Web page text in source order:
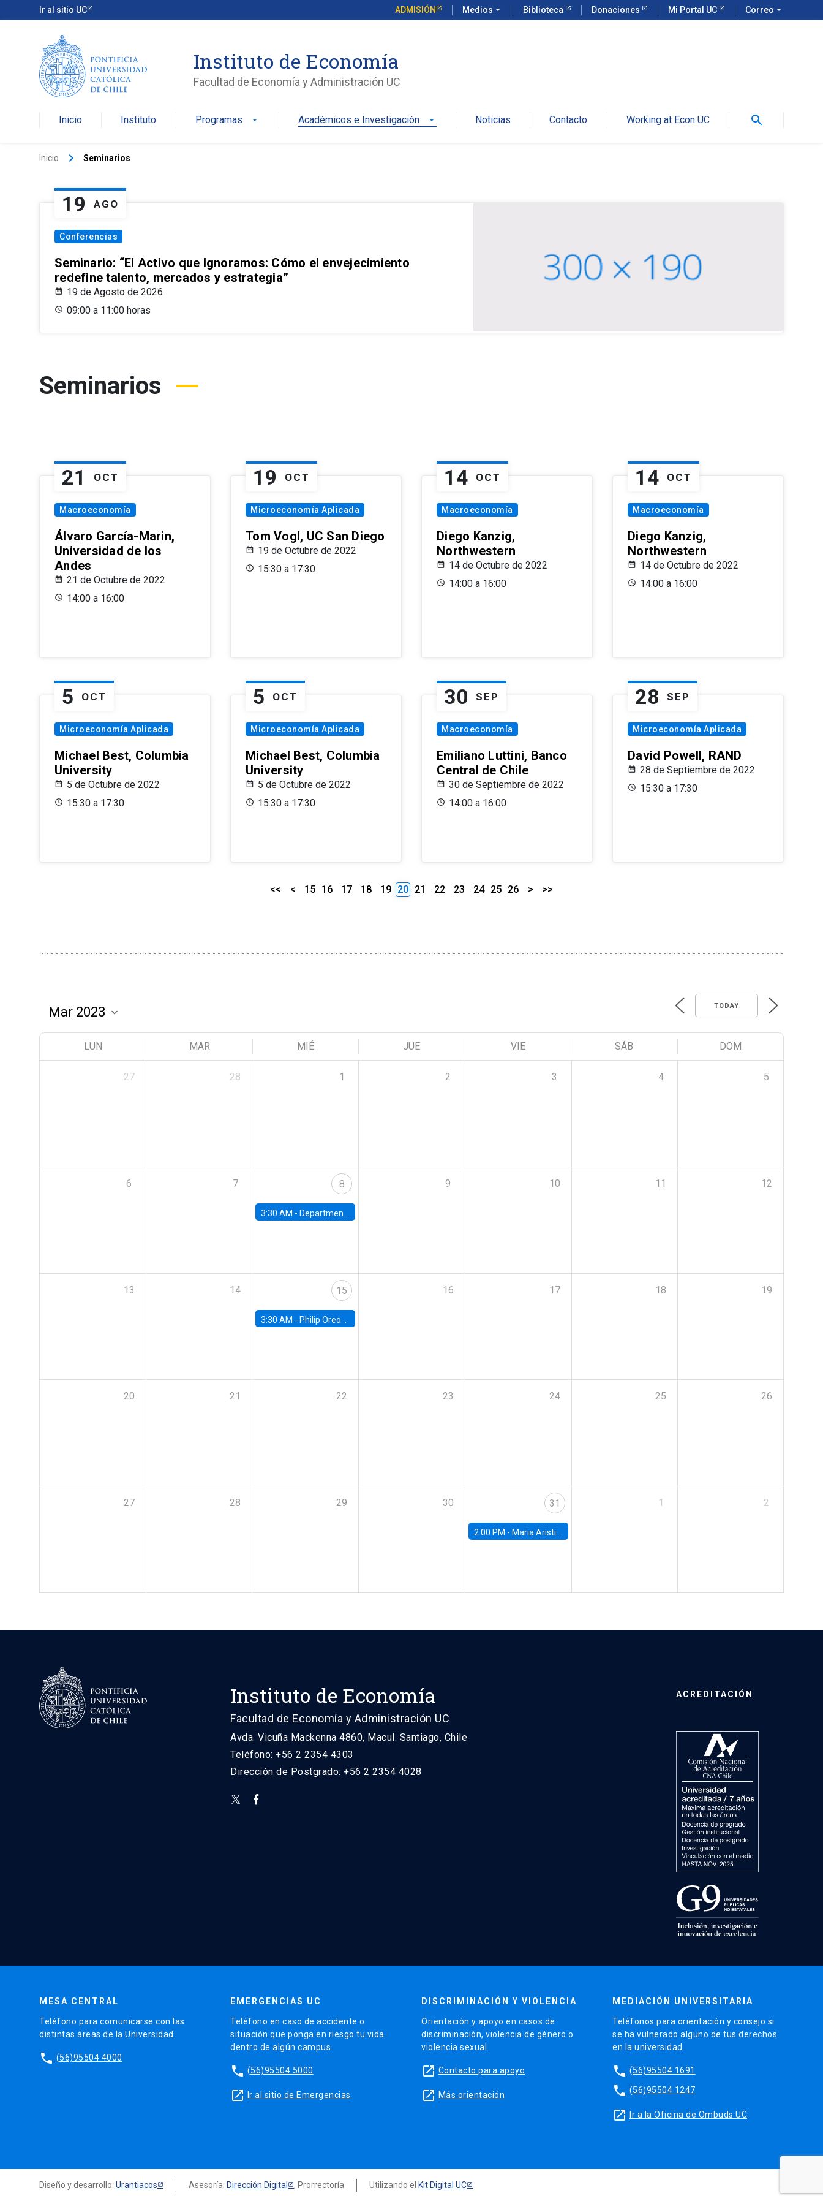
Ir al sitio UC ADMISIÓN Medios arrow_drop_down Biblioteca Donaciones Mi Portal UC Correo arrow_drop_down
Instituto de Economía
Facultad de Economía y Administración UC
Inicio Instituto Programas arrow_drop_down Académicos e Investigación arrow_drop_down Noticias Contacto Working at Econ UC search
Inicio keyboard_arrow_right Seminarios
19 AGO
Conferencias
Seminario: “El Activo que Ignoramos: Cómo el envejecimiento
redefine talento, mercados y estrategia”
19 de Agosto de 2026
09:00 a 11:00 horas
Seminarios
21 OCT
Macroeconomía
Álvaro García-Marin,
Universidad de los
Andes
21 de Octubre de 2022
14:00 a 16:00
19 OCT
Microeconomía Aplicada
Tom Vogl, UC San Diego
19 de Octubre de 2022
15:30 a 17:30
14 OCT
Macroeconomía
Diego Kanzig,
Northwestern
14 de Octubre de 2022
14:00 a 16:00
14 OCT
Macroeconomía
Diego Kanzig,
Northwestern
14 de Octubre de 2022
14:00 a 16:00
5 OCT
Microeconomía Aplicada
Michael Best, Columbia
University
5 de Octubre de 2022
15:30 a 17:30
5 OCT
Microeconomía Aplicada
Michael Best, Columbia
University
5 de Octubre de 2022
15:30 a 17:30
30 SEP
Macroeconomía
Emiliano Luttini, Banco
Central de Chile
30 de Septiembre de 2022
14:00 a 16:00
28 SEP
Microeconomía Aplicada
David Powell, RAND
28 de Septiembre de 2022
15:30 a 17:30
<< < 15 16 17 18 19 20 21 22 23 24 25 26 > >>
TODAY
LUN MAR MIÉ JUE VIE SÁB DOM
27 28 1 2 3 4 5
6 7 8
3:30 AM - Department Seminar: James Robinson
9 10 11 12
13 14 15
3:30 AM - Philip Oreopolous, University of Toronto
16 17 18 19
20 21 22 23 24 25 26
27 28 29 30 31
2:00 PM - Maria Aristizabal-Ramirez, FED Board
1 2
Instituto de Economía
Facultad de Economía y Administración UC
Avda. Vicuña Mackenna 4860, Macul. Santiago, Chile
Teléfono: +56 2 2354 4303
Dirección de Postgrado: +56 2 2354 4028
ACREDITACIÓN
MESA CENTRAL
Teléfono para comunicarse con las
distintas áreas de la Universidad.
phone (56)95504 4000
EMERGENCIAS UC
Teléfono en caso de accidente o
situación que ponga en riesgo tu vida
dentro de algún campus.
phone (56)95504 5000
launch Ir al sitio de Emergencias
DISCRIMINACIÓN Y VIOLENCIA
Orientación y apoyo en casos de
discriminación, violencia de género o
violencia sexual.
launch Contacto para apoyo
launch Más orientación
MEDIACIÓN UNIVERSITARIA
Teléfonos para orientación y consejo si
se ha vulnerado alguno de tus derechos
en la universidad.
phone (56)95504 1691
phone (56)95504 1247
launch Ir a la Oficina de Ombuds UC
Diseño y desarrollo: Urantiacos Asesoría: Dirección Digital , Prorrectoría Utilizando el Kit Digital UC